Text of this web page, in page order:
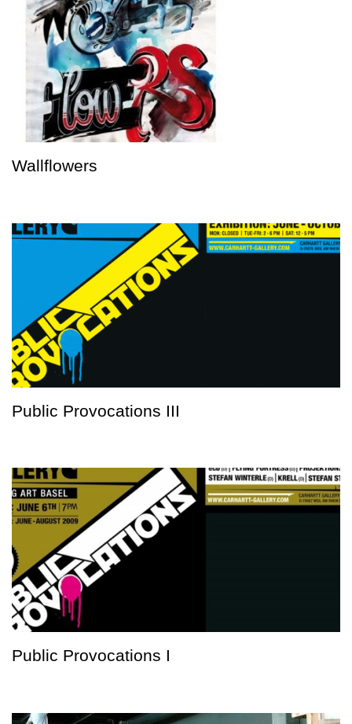
Wallflowers
Public Provocations III
Public Provocations I